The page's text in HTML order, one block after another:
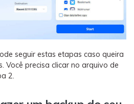
seguir estas etapas caso queira
Você precisa clicar no arquivo de
2.